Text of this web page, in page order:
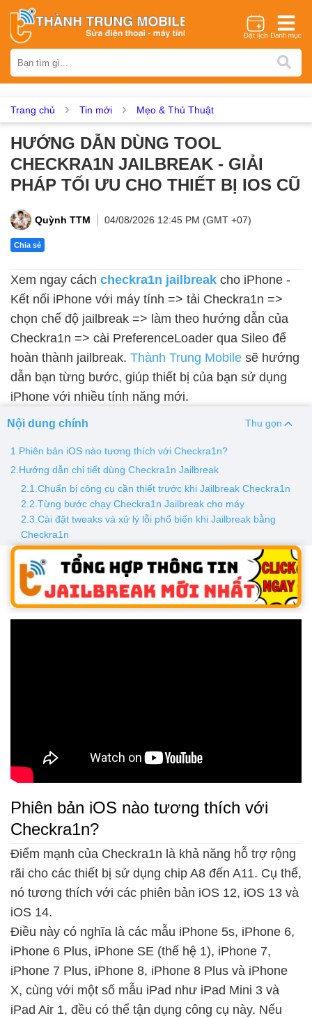
iPhone Samsung Oppo Xiaomi Realme Vivo
Asus Sony Vertu LG Tecno
Dịch vụ sửa chữa
Thay màn hình Ép kính
Thay chân sạc
Thay mic Thay rung Thay main Unlock - Mở Khoá
Màn hình Google Pixel
Thay pin
Pin iPhone Pin Samsumg Pin Oppo Pin Xiaomi
Pin Realme
Vỏ Huawei Vỏ Vivo
Trang chủ Tin mới Mẹo & Thủ Thuật
HƯỚNG DẪN DÙNG TOOL
CHECKRA1N JAILBREAK - GIẢI
PHÁP TỐI ƯU CHO THIẾT BỊ IOS CŨ
Quỳnh TTM 04/08/2026 12:45 PM (GMT +07)
Chia sẻ
Xem ngay cách checkra1n jailbreak cho iPhone -
Kết nối iPhone với máy tính => tải Checkra1n =>
chọn chế độ jailbreak => làm theo hướng dẫn của
Checkra1n => cài PreferenceLoader qua Sileo để
hoàn thành jailbreak. Thành Trung Mobile sẽ hướng
dẫn bạn từng bước, giúp thiết bị của bạn sử dụng
iPhone với nhiều tính năng mới.
Nội dung chính Thu gọn
1.Phiên bản iOS nào tương thích với Checkra1n?
2.Hướng dẫn chi tiết dùng Checkra1n Jailbreak
2.1.Chuẩn bị công cụ cần thiết trước khi Jailbreak Checkra1n
2.2.Từng bước chạy Checkra1n Jailbreak cho máy
2.3.Cài đặt tweaks và xử lý lỗi phổ biến khi Jailbreak bằng
Checkra1n
Phiên bản iOS nào tương thích với
Checkra1n?
Điểm mạnh của Checkra1n là khả năng hỗ trợ rộng
rãi cho các thiết bị sử dụng chip A8 đến A11. Cụ thể,
nó tương thích với các phiên bản iOS 12, iOS 13 và
iOS 14.
Điều này có nghĩa là các mẫu iPhone 5s, iPhone 6,
iPhone 6 Plus, iPhone SE (thế hệ 1), iPhone 7,
iPhone 7 Plus, iPhone 8, iPhone 8 Plus và iPhone
X, cùng với một số mẫu iPad như iPad Mini 3 và
iPad Air 1, đều có thể tận dụng công cụ này. Nếu